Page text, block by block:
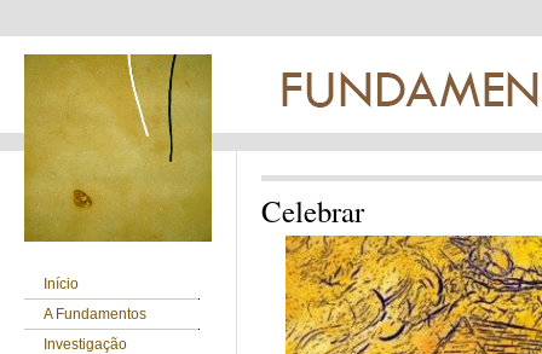
Início
A Fundamentos
Investigação
Celebrar